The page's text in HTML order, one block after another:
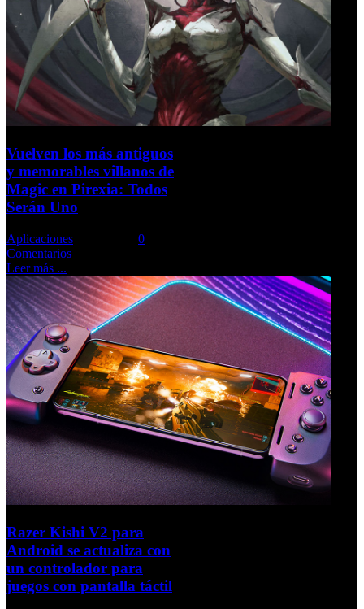
Vuelven los más antiguos
y memorables villanos de
Magic en Pirexia: Todos
Serán Uno
Aplicaciones
0
Comentarios
Leer más ...
Razer Kishi V2 para
Android se actualiza con
un controlador para
juegos con pantalla táctil